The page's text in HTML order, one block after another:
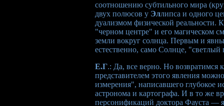
соотношению субтильного мира
двух полюсов у Эллипса и одного
дуализмом физической реальности.
"черном центре" и его магическом
земли вокруг солнца. Первым и
естественно, само Солнце, "светлый
Е.Г.: Да, все верно. Но
представителем этого явления
измерения", написавшего глубокое
астронома и картографа. И в то же
персонификаций доктора Фауста —